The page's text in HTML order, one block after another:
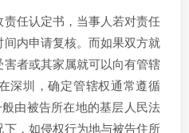
任认定书，当事人若对责任
内申请复核。而如果双方就
者或其家属就可以向有管辖
深圳，确定管辖权通常遵循
由被告所在地的基层人民法
，如侵权行为地与被告住所